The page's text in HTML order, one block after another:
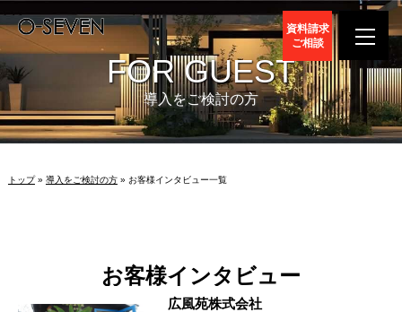
資料請求
ご相談
FOR GUEST
導入をご検討の方
トップ» 導入をご検討の方» お客様インタビュー一覧
お客様インタビュー
広風苑株式会社